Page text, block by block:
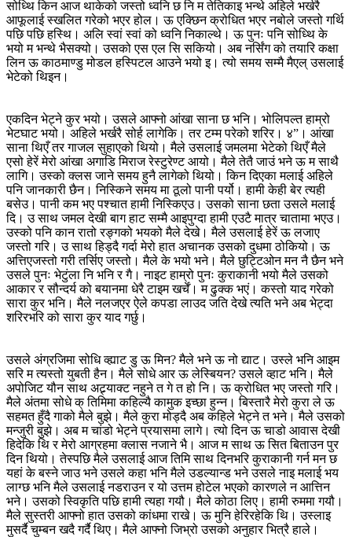
सोध्थि किन आज थाकेको जस्तो ध्वनि छ नि म तेतिकाइ भन्थे अहिले भर्खरै
आफूलाई स्खलित गरेको भएर होल। ऊ एक्छिन क्रोधित भएर नबोले जस्तो गर्थि
पछि पछि हस्थि। अलि स्वां स्वां को ध्वनि निकाल्थे। ऊ पुनः पनि सोध्थि के
भयो म भन्थे भैसक्यो। उसको एस एल सि सकियो। अब नर्सिंग को तयारि कक्षा
लिन ऊ काठमाण्डु मोडल हस्पिटल आउने भयो इ। त्यो समय सम्मै मैएल् उसलाई
भेटेको थिइन।
एकदिन भेट्ने कुर भयो। उसले आफ्नो आंखा साना छ भनि। भोलिपल्त हाम्रो
भेटघाट भयो। अहिले भर्खरै सोर्ह लागेकि। तर टम्म परेको शरिर। ४”। आंखा
साना थिएँ तर गाजल सुहाएको थियो। मैले उसलाई जमलमा भेटेको थिएँ मैले
एसो हेरें मेरो आंखा अगाडि मिराज रेस्टुरेण्ट आयो। मैले तेतै जाउं भने ऊ म साथै
लागि। उस्को क्लस जाने समय हुनै लागेको थियो। किन दिएका मलाई अहिले
पनि जानकारी छैन। निस्किने समय मा ठूलो पानी पर्यो। हामी केही बेर त्यही
बसेउ। पानी कम भए पश्चात हामी निस्किएउ। उसको साना छता उसले मलाई
दि। उ साथ जमल देखी बाग हाट सम्मै आइपुग्दा हामी एउटै मात्र चातामा भएउ।
उस्को पनि कान रातो रङ्गको भयको मैले देखे। मैले उसलाई हेरें ऊ लजाए
जस्तो गरि। उ साथ हिड्दै गर्दा मेरो हात अचानक उसको दुधमा ठोकियो। ऊ
अत्तिएजस्तो गरी तर्सिए जस्तो। मैले के भयो भने। मैले छुट्टिओन मन नै छैन भने
उसले पुनः भेटुंला नि भनि र गै। नाइट हाम्रो पुनः कुराकानी भयो मैले उसको
आकार र सौन्दर्य को बयानमा धेरै टाइम खर्चें। म ढुक्क भएं। कस्तो याद गरेको
सारा कुर भनि। मैले नलजएर ऐले कपडा लाउद जति देखे त्यति भने अब भेट्दा
शरिरभरि को सारा कुर याद गर्छु।
उसले अंग्रजिमा सोधि व्ह्याट डु ऊ मिन? मैले भने ऊ नो द्याट। उस्ले भनि आइम
सरि म त्यस्तो युबती हैन। मैले सोधे आर ऊ लेस्बियन? उसले व्हाट भनि। मैले
अपोजिट यौन साथ अट्र्याक्ट नहुने त गे त हो नि। ऊ क्रोधित भए जस्तो गरि।
मैले अंतमा सोधे क् तिमिमा कहिल्यै कामुक इच्छा हुन्न। बिस्तारै मेरो कुरा ले ऊ
सहमत हुँदै गाको मैले बुझे। मैले कुरा मोड्दै अब कहिले भेट्ने त भने। मैले उसको
मन्जुरी बुझे। अब म चांडो भेट्ने प्रयासमा लागे। त्यो दिन ऊ चाडो आवास देखी
हिदेकि थि र मेरो आग्रहमा क्लास नजाने भै। आज म साथ ऊ सित बिताउन पुर
दिन थियो। तेस्पछि मैले उसलाई आज तिमि साथ दिनभरि कुराकानी गर्न मन छ
यहां के बस्ने जाउ भने उसले कहा भनि मैले उडल्यान्ड भने उसले नाइ मलाई भय
लाग्छ भनि मैले उसलाई नडराउन र यो उत्तम होटेल भएको कारणले न आत्तिन
भने। उसको स्विकृति पछि हामी त्यहा गयौ। मैले कोठा लिए। हामी रुममा गयौ।
मैले सुस्तरी आफ्नो हात उसको कांधमा राखे। ऊ मुनि हेरिरहेकि थि। उस्लाइ
मुसर्दै चुम्बन खदै गर्दै थिए। मैले आफ्नो जिभ्रो उसको अनुहार भित्रै हाले।